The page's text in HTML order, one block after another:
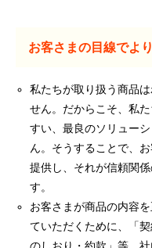
お客さまの目線でよ
私たちが取り扱う商品
せん。だからこそ、私
すい、最良のソリュー
ん。そうすることで、
提供し、それが信頼関
す。
お客さまが商品の内容
ていただくために、「
のしおり・約款」等、